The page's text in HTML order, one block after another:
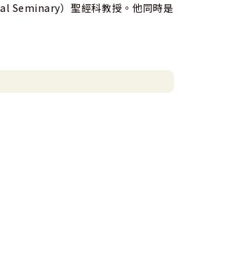
Seminary）聖經科教授。他同時是